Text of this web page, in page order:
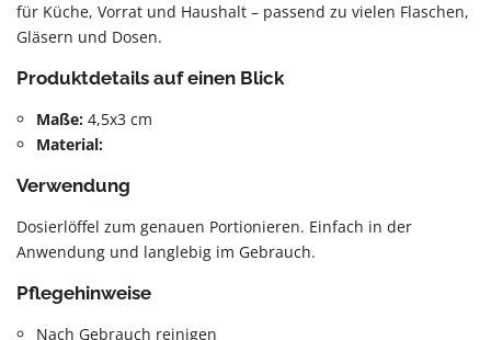
für Küche, Vorrat und Haushalt – passend zu vielen Flaschen,
Gläsern und Dosen.
Produktdetails auf einen Blick
Maße: 4,5x3 cm
Material:
Verwendung
Dosierlöffel zum genauen Portionieren. Einfach in der
Anwendung und langlebig im Gebrauch.
Pflegehinweise
Nach Gebrauch reinigen